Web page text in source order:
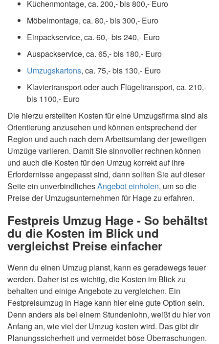
Küchenmontage, ca. 200,- bis 800,- Euro
Möbelmontage, ca. 80,- bis 300,- Euro
Einpackservice, ca. 60,- bis 240,- Euro
Auspackservice, ca. 65,- bis 180,- Euro
Umzugskartons, ca. 75,- bis 130,- Euro
Klaviertransport oder auch Flügeltransport, ca. 210,-
bis 1100,- Euro
Die hierzu erstellten Kosten für eine Umzugsfirma sind als
Orientierung anzusehen und können entsprechend der
Region und auch nach dem Arbeitsumfang der jeweiligen
Umzüge variieren. Damit Sie sinnvoller rechnen können
und auch die Kosten für den Umzug korrekt auf Ihre
Erfordernisse angepasst sind, dann sollten Sie auf dieser
Seite ein unverbindlichesAngebot einholen, um so die
Preise der Umzugsunternehmen für Hage zu erfahren.
Festpreis Umzug Hage - So behältst
du die Kosten im Blick und
vergleichst Preise einfacher
Wenn du einen Umzug planst, kann es geradewegs teuer
werden. Daher ist es wichtig, die Kosten im Blick zu
behalten und einige Angebote zu vergleichen. Ein
Festpreisumzug in Hage kann hier eine gute Option sein.
Denn anders als bei einem Stundenlohn, weißt du hier von
Anfang an, wie viel der Umzug kosten wird. Das gibt dir
Planungssicherheit und vermeidet böse Überraschungen.